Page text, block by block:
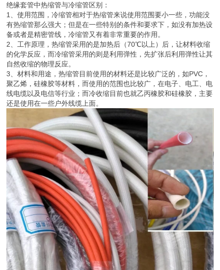
绝缘套管中热缩管与冷缩管区别：
1、使用范围，冷缩管相对于热缩管来说使用范围要小一些，功能没
有热缩管那么强大；但是在一些特别的条件和要求下，如没有加热设
备或者是精密管线，冷缩管又有着非常重要的作用。
2、工作原理，热缩管采用的是加热后（70℃以上）后，让材料收缩
的化学反应，而冷缩管采用的则是利用弹性，先扩张后利用弹性让其
自然收缩的物理反应。
3、材料和用途，热缩管目前使用的材料还是比较广泛的，如PVC，
聚乙烯，硅橡胶等材料，而使用的范围也比较广，在电子、电工、电
线电缆以及电信等行业；而冷收缩目前也就乙丙橡胶和硅橡胶，主要
还是使用在一些户外线缆上面。